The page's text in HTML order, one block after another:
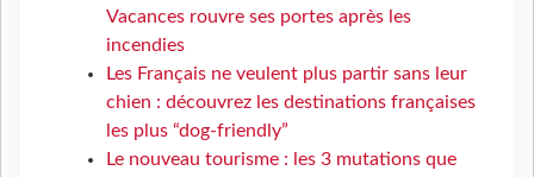
Vacances rouvre ses portes après les
incendies
Les Français ne veulent plus partir sans leur
chien : découvrez les destinations françaises
les plus “dog-friendly”
Le nouveau tourisme : les 3 mutations que